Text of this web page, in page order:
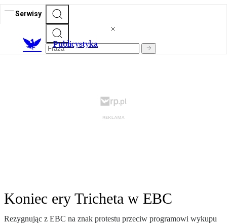
Serwisy
Publicystyka
Koniec ery Tricheta w EBC
Rezygnując z EBC na znak protestu przeciw programowi wykupu